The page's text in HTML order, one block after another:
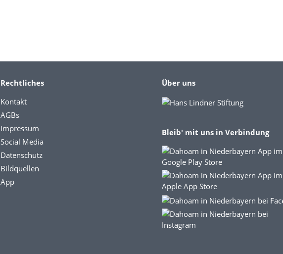
Rechtliches
Kontakt
AGBs
Impressum
Social Media
Datenschutz
Bildquellen
App
Über uns
Bleib' mit uns in Verbindung